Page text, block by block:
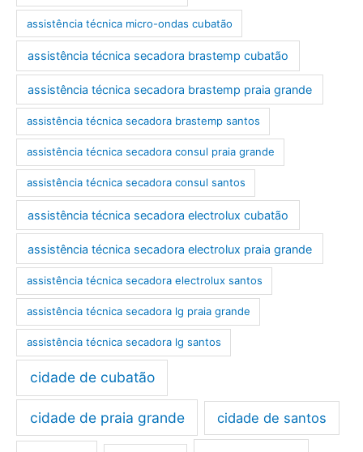
assistência técnica micro-ondas cubatão
assistência técnica secadora brastemp cubatão
assistência técnica secadora brastemp praia grande
assistência técnica secadora brastemp santos
assistência técnica secadora consul praia grande
assistência técnica secadora consul santos
assistência técnica secadora electrolux cubatão
assistência técnica secadora electrolux praia grande
assistência técnica secadora electrolux santos
assistência técnica secadora lg praia grande
assistência técnica secadora lg santos
cidade de cubatão
cidade de praia grande cidade de santos